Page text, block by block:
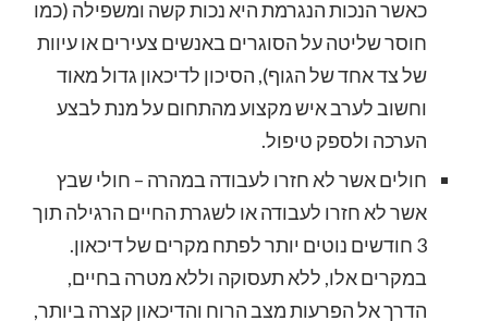
כאשר הנכות הנגרמת היא נכות קשה ומשפילה (כמו
חוסר שליטה על הסוגרים באנשים צעירים או עיוות
של צד אחד של הגוף), הסיכון לדיכאון גדול מאוד
וחשוב לערב איש מקצוע מהתחום על מנת לבצע
הערכה ולספק טיפול.
חולים אשר לא חזרו לעבודה במהרה – חולי שבץ
אשר לא חזרו לעבודה או לשגרת החיים הרגילה תוך
3 חודשים נוטים יותר לפתח מקרים של דיכאון.
במקרים אלו, ללא תעסוקה וללא מטרה בחיים,
הדרך אל הפרעות מצב הרוח והדיכאון קצרה ביותר,